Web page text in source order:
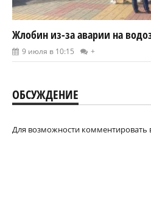
Жлобин из-за аварии на
9 июля в 10:15 +
ОБСУЖДЕНИЕ
Для возможности комментировать